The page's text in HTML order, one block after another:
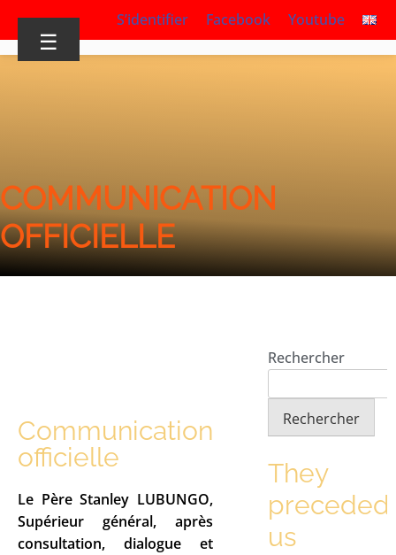
S’identifier Facebook Youtube
☰
COMMUNICATION
OFFICIELLE
Communication
officielle
Le Père Stanley LUBUNGO,
Supérieur général, après
consultation, dialogue et
Rechercher
Rechercher
They
preceded
us